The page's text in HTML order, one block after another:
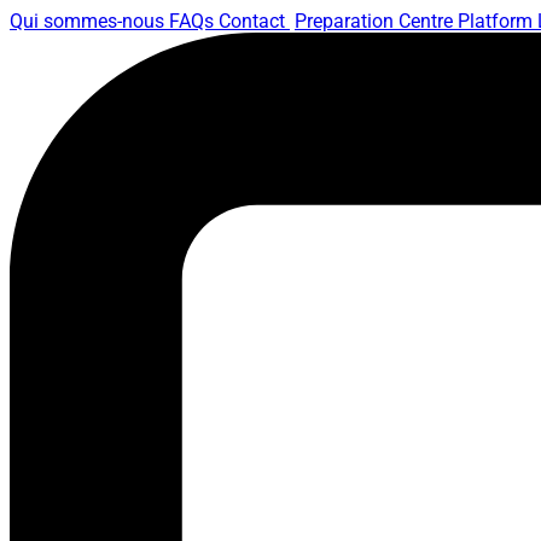
Qui sommes-nous FAQs Contact Preparation Centre Platform